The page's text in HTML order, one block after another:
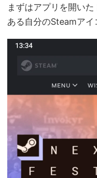
まずはアプリを開い
ある自分のSteamアイ